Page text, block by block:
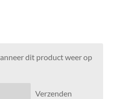
dit product weer op
Verzenden